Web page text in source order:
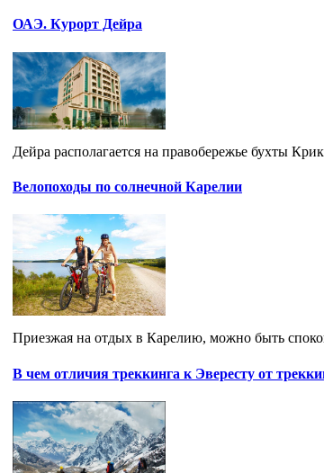
ОАЭ. Курорт Дейра
Дейра располагается на правобережье бухты
Велопоходы по солнечной Карелии
Приезжая на отдых в Карелию, можно быть
В чем отличия треккинга к Эвересту от